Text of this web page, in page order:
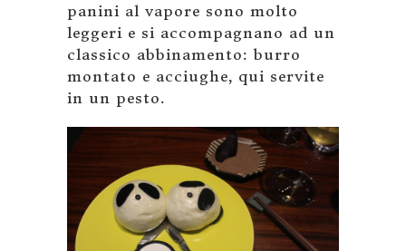
panini al vapore sono molto
leggeri e si accompagnano ad un
classico abbinamento: burro
montato e acciughe, qui servite
in un pesto.